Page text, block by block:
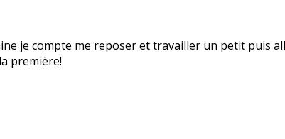
je compte me reposer et travailler un petit puis
première!